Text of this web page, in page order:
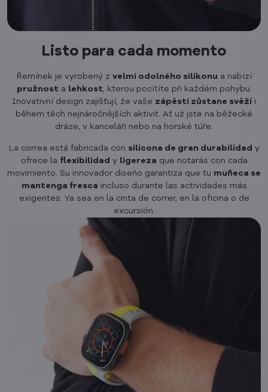
Listo para cada momento
Řemínek je vyrobený z velmi odolného silikonu a nabízí
pružnost a lehkost, kterou pocítíte při každém pohybu.
Inovativní design zajišťují, že vaše zápěstí zůstane svěží i
během těch nejnáročnějších aktivit. Ať už jste na běžecké
dráze, v kanceláři nebo na horské túře.
La correa está fabricada con silicona de gran durabilidad y
ofrece la flexibilidad y ligereza que notarás con cada
movimiento. Su innovador diseño garantiza que tu muñeca se
mantenga fresca incluso durante las actividades más
exigentes. Ya sea en la cinta de correr, en la oficina o de
excursión.